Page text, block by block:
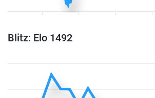
Blitz: Elo 1492